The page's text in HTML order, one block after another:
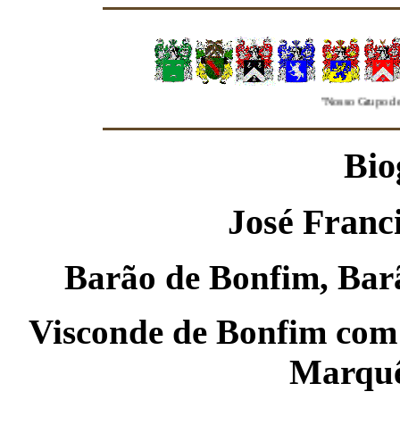
"Nosso Grupo de
José
Barão de Bonfim,
Visconde de Bonfim